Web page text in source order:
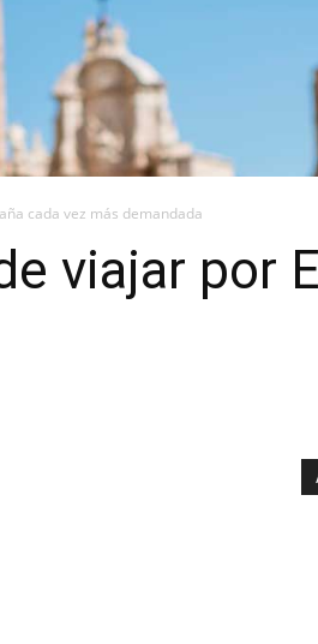
cada vez más demandada
viajar por